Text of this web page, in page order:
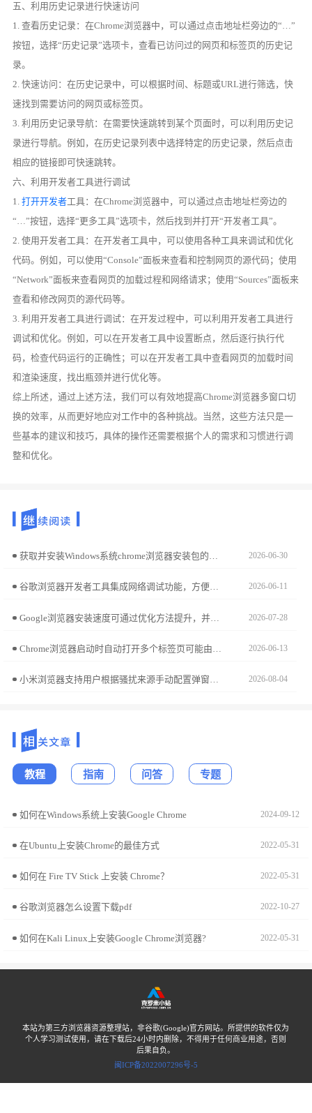
五、利用历史记录进行快速访问
1. 查看历史记录：在Chrome浏览器中，可以通过点击地址栏旁边的“…”
按钮，选择“历史记录”选项卡，查看已访问过的网页和标签页的历史记
录。
2. 快速访问：在历史记录中，可以根据时间、标题或URL进行筛选，快
速找到需要访问的网页或标签页。
3. 利用历史记录导航：在需要快速跳转到某个页面时，可以利用历史记
录进行导航。例如，在历史记录列表中选择特定的历史记录，然后点击
相应的链接即可快速跳转。
六、利用开发者工具进行调试
1.打开开发者工具：在Chrome浏览器中，可以通过点击地址栏旁边的
“…”按钮，选择“更多工具”选项卡，然后找到并打开“开发者工具”。
2. 使用开发者工具：在开发者工具中，可以使用各种工具来调试和优化
代码。例如，可以使用“Console”面板来查看和控制网页的源代码；使用
“Network”面板来查看网页的加载过程和网络请求；使用“Sources”面板来
查看和修改网页的源代码等。
3. 利用开发者工具进行调试：在开发过程中，可以利用开发者工具进行
调试和优化。例如，可以在开发者工具中设置断点，然后逐行执行代
码，检查代码运行的正确性；可以在开发者工具中查看网页的加载时间
和渲染速度，找出瓶颈并进行优化等。
综上所述，通过上述方法，我们可以有效地提高Chrome浏览器多窗口切
换的效率，从而更好地应对工作中的各种挑战。当然，这些方法只是一
些基本的建议和技巧，具体的操作还需要根据个人的需求和习惯进行调
整和优化。
获取并安装Windows系统chrome浏览器安装包的步骤清晰易懂，通过简化操作流程，用户能够快速完成部署并投入使用。 2026-06-30
谷歌浏览器开发者工具集成网络调试功能，方便开发者精准排查问题。本文详解使用方法，提升网页调试效率和准确性。 2026-06-11
Google浏览器安装速度可通过优化方法提升，并结合环境配置保障顺利安装。本文提供操作步骤和技巧。 2026-07-28
2026-06-13
小米浏览器支持用户根据骚扰来源手动配置弹窗拦截规则。本实操教程指导您如何通过深入的拦截设置，打造专属于您的深度屏蔽方案，有效杜绝各类恶意干扰广告，营造一个干净、专注且安全的网页浏览生态。 2026-08-04
教程 指南 问答 专题
如何在Windows系统上安装Google Chrome 2024-09-12
在Ubuntu上安装Chrome的最佳方式 2022-05-31
如何在 Fire TV Stick 上安装 Chrome？ 2022-05-31
谷歌浏览器怎么设置下载pdf 2022-10-27
如何在Kali Linux上安装Google Chrome浏览器? 2022-05-31
本站为第三方浏览器资源整理站，非谷歌(Google)官方网站。所提供的软件仅为
个人学习测试使用，请在下载后24小时内删除，不得用于任何商业用途，否则
后果自负。
闽ICP备2022007296号-5